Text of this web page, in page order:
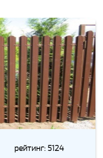
рейтинг: 5124